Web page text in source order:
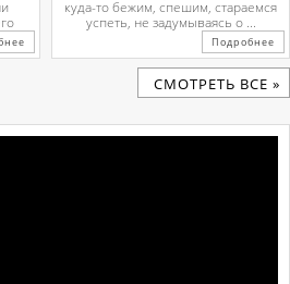
куда-то бежим, спешим, стараемся
успеть, не задумываясь о ...
Подробнее
CМОТРЕТЬ ВСЕ »